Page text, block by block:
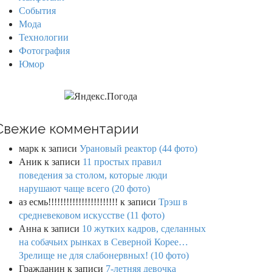
События
Мода
Технологии
Фотография
Юмор
комментарии
марк к записи Урановый реактор (44 фото)
Аник к записи 11 простых правил
поведения за столом, которые люди
нарушают чаще всего (20 фото)
аз есмь!!!!!!!!!!!!!!!!!!!!!!! к записи Трэш в
средневековом искусстве (11 фото)
Анна к записи 10 жутких кадров, сделанных
на собачьих рынках в Северной Корее…
Зрелище не для слабонервных! (10 фото)
Гражданин к записи 7-летняя девочка